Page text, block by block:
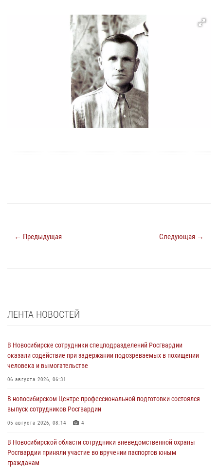
← Предыдущая Следующая →
ЛЕНТА НОВОСТЕЙ
В Новосибирске сотрудники спецподразделений Росгвардии
оказали содействие при задержании подозреваемых в похищении
человека и вымогательстве
06 августа 2026, 06:31
В новосибирском Центре профессиональной подготовки состоялся
выпуск сотрудников Росгвардии
05 августа 2026, 08:14 4
В Новосибирской области сотрудники вневедомственной охраны
Росгвардии приняли участие во вручении паспортов юным
гражданам